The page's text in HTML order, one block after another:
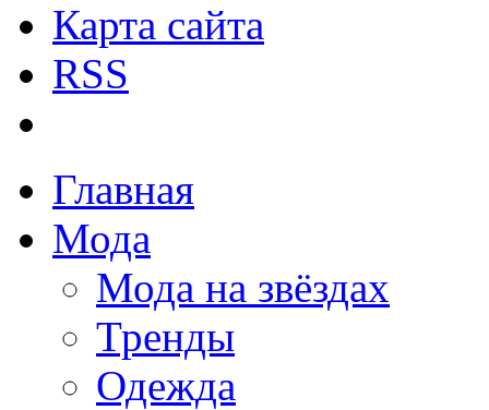
Карта сайта
RSS
Главная
Мода
Мода на звёздах
Тренды
Одежда